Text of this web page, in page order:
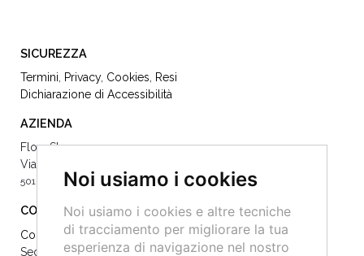
Noi usiamo i cookies
Noi usiamo i cookies e altre tecniche
di tracciamento per migliorare la tua
esperienza di navigazione nel nostro
SICUREZZA
Termini Privacy, Cookies
Resi
Dichiarazione di Accessibilità
AZIENDA
Flow Store
Via Dè Vecchietti 22
50123 Firenze - 055215504
CONTATTI
Contattaci
Seguici sui Social: